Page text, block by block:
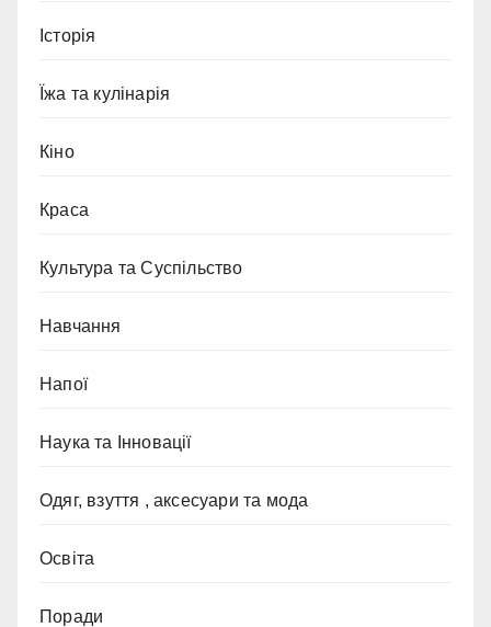
Історія
Їжа та кулінарія
Кіно
Краса
Культура та Суспільство
Навчання
Напої
Наука та Інновації
Одяг, взуття , аксесуари та мода
Освіта
Поради